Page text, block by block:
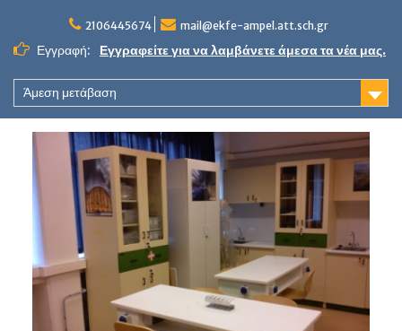
content
2106445674 mail@ekfe-ampel.att.sch.gr
Εγγραφή: Εγγραφείτε για να λαμβάνετε άμεσα τα νέα μας.
Άμεση μετάβαση